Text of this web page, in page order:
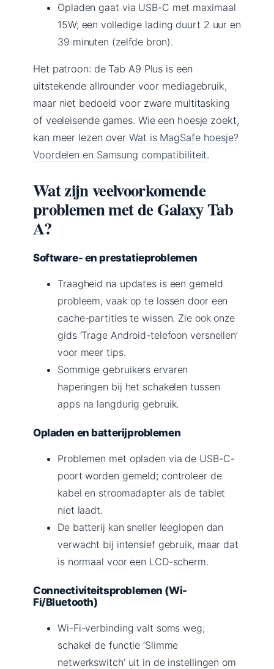
Opladen gaat via USB-C met maximaal
15W; een volledige lading duurt 2 uur en
39 minuten (zelfde bron).
Het patroon: de Tab A9 Plus is een
uitstekende allrounder voor mediagebruik,
maar niet bedoeld voor zware multitasking
of veeleisende games. Wie een hoesje zoekt,
kan meer lezen over Wat is MagSafe hoesje?
Voordelen en Samsung compatibiliteit.
Wat zijn veelvoorkomende
problemen met de Galaxy Tab
A?
Software- en prestatieproblemen
Traagheid na updates is een gemeld
probleem, vaak op te lossen door een
cache-partities te wissen. Zie ook onze
gids ‘Trage Android-telefoon versnellen’
voor meer tips.
Sommige gebruikers ervaren
haperingen bij het schakelen tussen
apps na langdurig gebruik.
Opladen en batterijproblemen
Problemen met opladen via de USB-C-
poort worden gemeld; controleer de
kabel en stroomadapter als de tablet
niet laadt.
De batterij kan sneller leeglopen dan
verwacht bij intensief gebruik, maar dat
is normaal voor een LCD-scherm.
Connectiviteitsproblemen (Wi-
Fi/Bluetooth)
Wi-Fi-verbinding valt soms weg;
schakel de functie ‘Slimme
netwerkswitch’ uit in de instellingen om